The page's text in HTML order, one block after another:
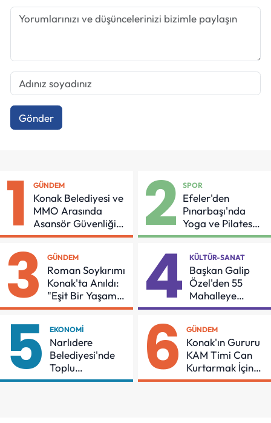
Gönder
1 GÜNDEM
Konak Belediyesi ve
MMO Arasında
Asansör Güvenliği
İçin Önemli Protokol
2 SPOR
Efeler'den
Pınarbaşı'nda
Yoga ve Pilates
Buluşması
3 GÜNDEM
Roman Soykırımı
Konak'ta Anıldı:
"Eşit Bir Yaşam
İçin Mücadeleyi
4 KÜLTÜR-SANAT
Başkan Galip
Özel'den 55
Mahalleye
Çocuk Şenliği
5 EKONOMI
Narlıdere
Belediyesi'nde
Toplu
Sözleşmeye
6 GÜNDEM
Konak'ın Gururu
KAM Timi Can
Kurtarmak İçin
Demir Aldı